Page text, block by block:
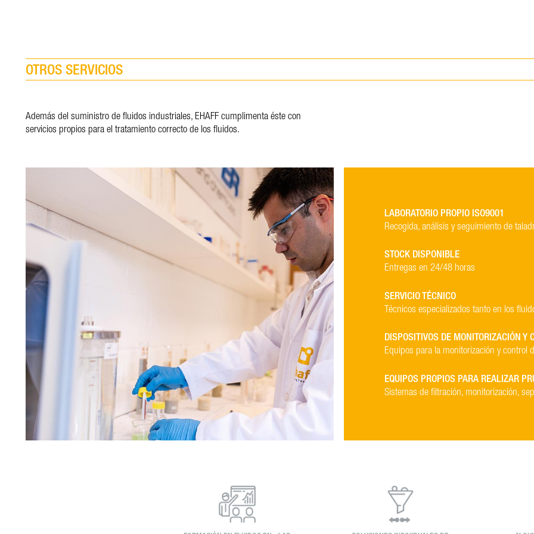
OTROS SERVICIOS
Además del suministro de fluidos industriales, EHAFF cumplimenta éste con
servicios propios para el tratamiento correcto de los fluidos.
LABORATORIO PROPIO ISO9001
Recogida, análisis y seguimiento de
STOCK DISPONIBLE
Entregas en 24/48 horas
SERVICIO TÉCNICO
Técnicos especializados tanto en los
DISPOSITIVOS DE MONITORIZACIÓN Y
Equipos para la monitorización y
EQUIPOS PROPIOS PARA REALIZAR
Sistemas de filtración, monitorización,